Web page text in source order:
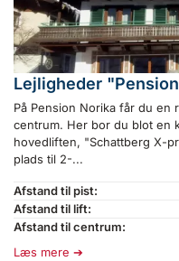
Lejligheder
På Pension Norika får du en
centrum. Her bor du blot en
hovedliften, "Schattberg X-
plads til 2-...
Afstand til pist:
Afstand til lift:
Afstand til centrum:
Læs mere